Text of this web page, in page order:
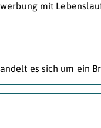
mit
es sich um ein